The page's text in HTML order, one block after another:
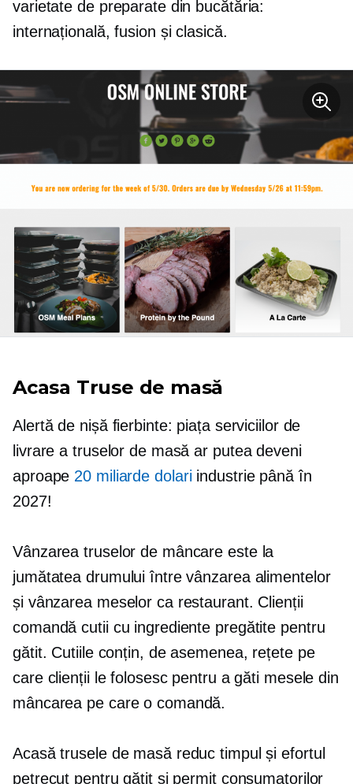
varietate de preparate din bucătăria:
internațională, fusion și clasică.
Acasa Truse de masă
Alertă de nișă fierbinte: piața serviciilor de
livrare a truselor de masă ar putea deveni
aproape 20 miliarde dolariindustrie până în
2027!
Vânzarea truselor de mâncare este la
jumătatea drumului între vânzarea alimentelor
și vânzarea meselor ca restaurant. Clienții
comandă cutii cu ingrediente pregătite pentru
gătit. Cutiile conțin, de asemenea, rețete pe
care clienții le folosesc pentru a găti mesele din
mâncarea pe care o comandă.
Acasătrusele de masă reduc timpul și efortul
petrecut pentru gătit și permit consumatorilor